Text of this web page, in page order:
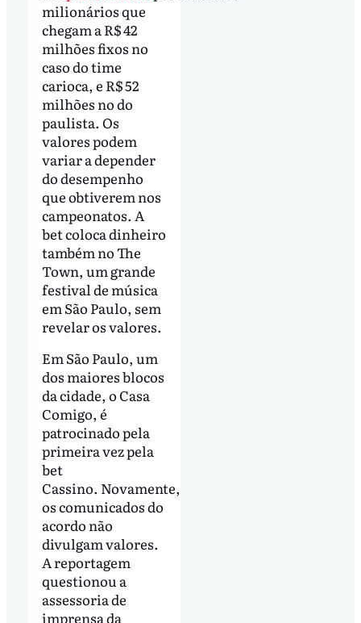
milionários que
chegam a R$ 42
milhões fixos no
caso do time
carioca, e R$ 52
milhões no do
paulista. Os
valores podem
variar a depender
do desempenho
que obtiverem nos
campeonatos. A
bet coloca dinheiro
também no The
Town, um grande
festival de música
em São Paulo, sem
revelar os valores.
Em São Paulo, um
dos maiores blocos
da cidade, o Casa
Comigo, é
patrocinado pela
primeira vez pela
bet
Cassino. Novamente,
os comunicados do
acordo não
divulgam valores.
A reportagem
questionou a
assessoria de
imprensa da